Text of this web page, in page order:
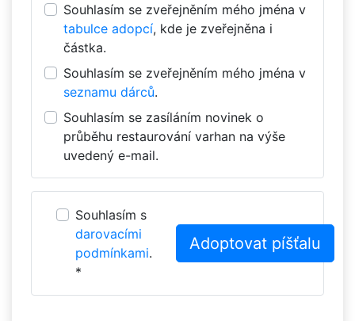
Souhlasím se zveřejněním mého jména v
tabulce adopcí, kde je zveřejněna i
částka.
Souhlasím se zveřejněním mého jména v
seznamu dárců.
Souhlasím se zasíláním novinek o
průběhu restaurování varhan na výše
uvedený e-mail.
Souhlasím s
darovacími
podmínkami.
*